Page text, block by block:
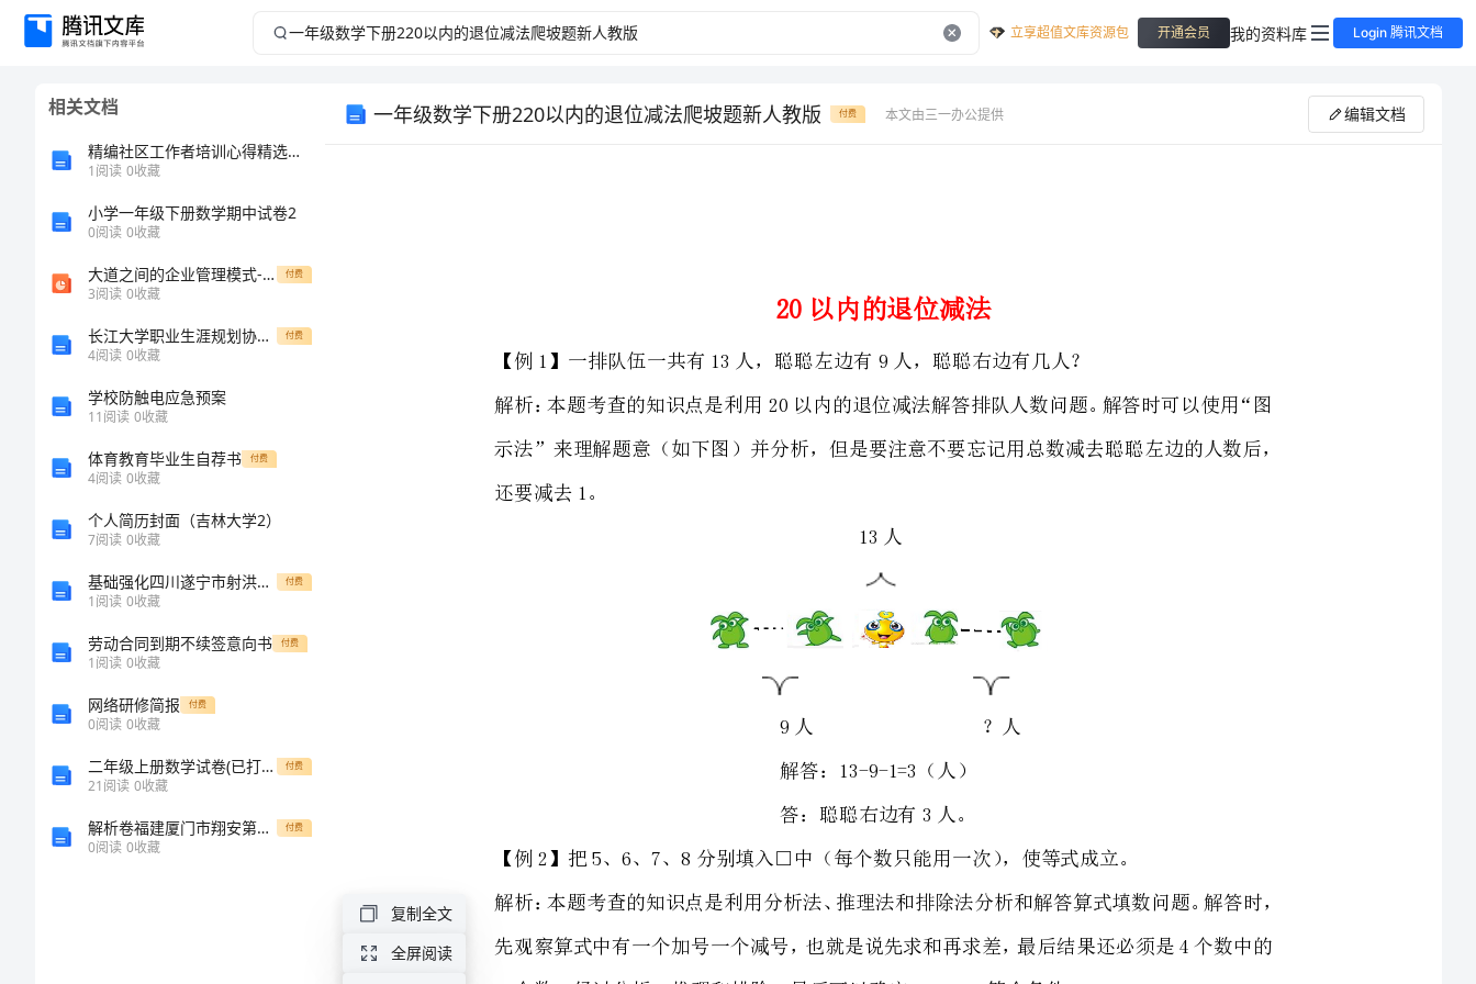
一
立享超值文库资源包 开通会员 我的资料库 Login 腾讯文档
相关文档
精编社区工作者培训心得精选范文集锦
1阅读 0收藏
小学一年级下册数学期中试卷2
0阅读 0收藏
大道之间的企业管理模式-梁长玉 付费
3阅读 0收藏
长江大学职业生涯规划协会元旦晚会总结报告 付费
4阅读 0收藏
学校防触电应急预案
11阅读 0收藏
体育教育毕业生自荐书 付费
4阅读 0收藏
个人简历封面（吉林大学2）
7阅读 0收藏
基础强化四川遂宁市射洪中学数学七年级上册期末综合测评定向测评试题（解析卷） 付费
1阅读 0收藏
劳动合同到期不续签意向书 付费
1阅读 0收藏
网络研修简报 付费
0阅读 0收藏
二年级上册数学试卷(已打印)【精选文档】 付费
21阅读 0收藏
解析卷福建厦门市翔安第一中学物理八年级下册从粒子到宇宙专项测试试题（含详细解析） 付费
0阅读 0收藏
一年级数学下册220以内的退位减法爬坡题新人教版 付费 本文由三一办公提供 编辑文档
【例3】在下面的O里填上适当的数，使每条线三个数相加的和都等于图中间的数。
解析：本题考查的知识点是利用20以内的退位减法解答排队人数问题。解答时可以使用“图
示法”来理解题意（如下图）并分析，但是要注意不要忘记用总数减去聪聪左边的人数后，
13人
复制全文
全屏阅读